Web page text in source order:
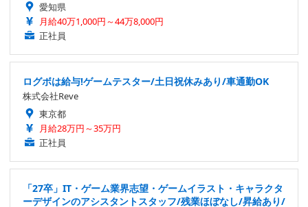
愛知県
月給40万1,000円～44万8,000円
正社員
ログボは給与!ゲームテスター/土日祝休みあり/車通勤OK
株式会社Reve
東京都
月給28万円～35万円
正社員
「27卒」IT・ゲーム業界志望・ゲームイラスト・キャラクタ
ーデザインのアシスタントスタッフ/残業ほぼなし/昇給あり/